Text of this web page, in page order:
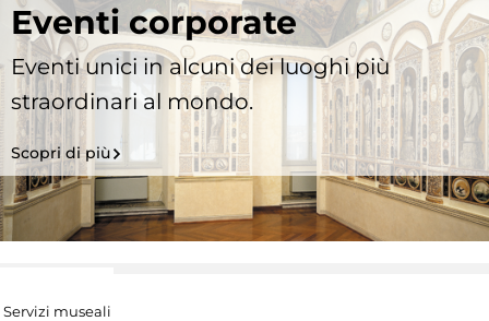
Eventi corporate
Eventi unici in alcuni dei luoghi più
straordinari al mondo.
Scopri di più
Servizi museali